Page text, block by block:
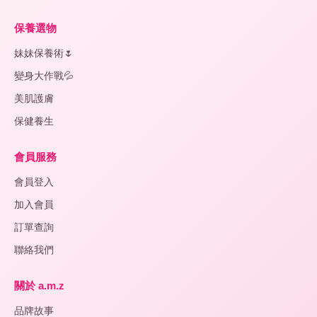
保養選物
妹妹保養術🌷
變身大作戰💦
美肌護膚
保健養生
會員服務
會員登入
加入會員
訂單查詢
聯絡我們
關於 a.m.z
品牌故事